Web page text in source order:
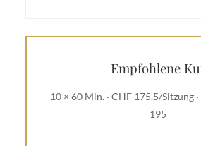
Empfohlene
10 × 60 Min. · CHF 175.5/Sitzung
195